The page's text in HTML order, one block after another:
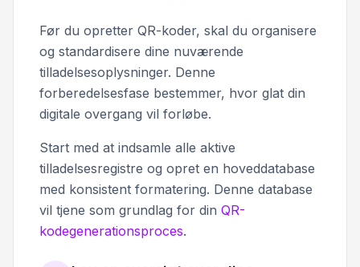
Før du opretter QR-koder, skal du organisere
og standardisere dine nuværende
tilladelsesoplysninger. Denne
forberedelsesfase bestemmer, hvor glat din
digitale overgang vil forløbe.
Start med at indsamle alle aktive
tilladelsesregistre og opret en hoveddatabase
med konsistent formatering. Denne database
vil tjene som grundlag for din QR-
kodegenerationsproces.